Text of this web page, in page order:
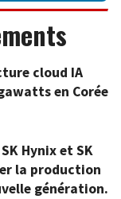
cloud IA
en Corée
Hynix et SK
la production
génération.